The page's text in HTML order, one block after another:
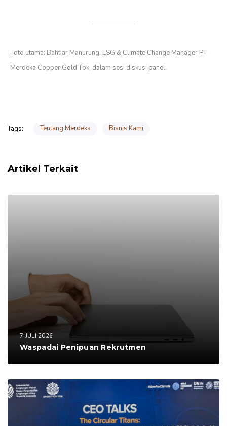
Foto utama: Bahtiar Manurung, ESG & Climate Change Manager PT
Merdeka Copper Gold Tbk, dalam sesi diskusi panel.
Tags: Tentang Merdeka Bisnis Kami
Artikel Terkait
7 JULI 2026
Waspadai Penipuan Rekrutmen